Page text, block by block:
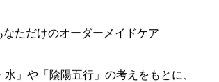
ただけのオーダーメイドケア
」や「陰陽五行」の考えをもとに、